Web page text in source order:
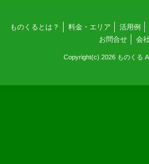
ものくるとは？ 料金・エリア 活用例
お問合せ
会
Copyright(c) 2026 ものくる